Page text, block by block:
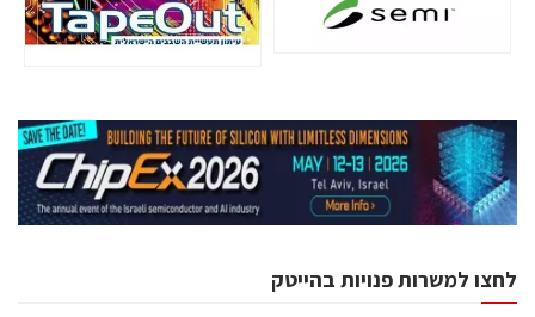
לחצו למשרות פנויות בהייטק